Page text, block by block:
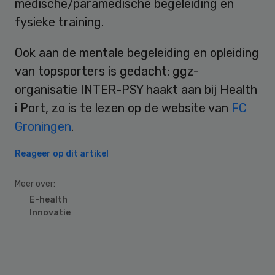
medische/paramedische begeleiding en
fysieke training.
Ook aan de mentale begeleiding en opleiding
van topsporters is gedacht: ggz-
organisatie INTER-PSY haakt aan bij Health
i Port, zo is te lezen op de website van FC
Groningen.
Reageer op dit artikel
Meer over:
E-health
Innovatie